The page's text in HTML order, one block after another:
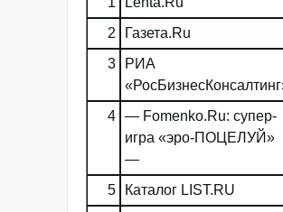
2
Газета.Ru
3
РИА
4 — Fomenko.Ru: супер-
игра «эро-ПОЦЕЛУЙ»
—
5 Каталог LIST.RU